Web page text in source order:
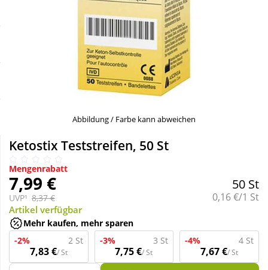
Täglich gut versorgt
Nahrungsergänzung
Natur & Homöopathie
Sanitätshaus
Sport & Fitness
Tierbedarf
Abbildung / Farbe kann abweichen
Ketostix Teststreifen, 50 St
Mengenrabatt
7,99 €
UVP¹ 8,37 €
50 St
Grundpreis:
0,16 €/1 St
Artikel verfügbar
Mehr kaufen, mehr sparen
-2%
2 St
7,83 €/ St
-3% 3 St
7,75 €/ St
-4% 4 St
7,67 €/ St